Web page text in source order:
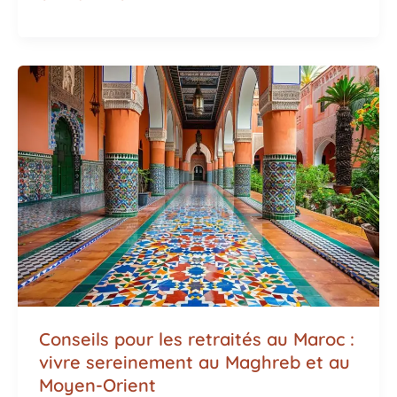
Conseils pour les retraités au Maroc :
vivre sereinement au Maghreb et au
Moyen-Orient